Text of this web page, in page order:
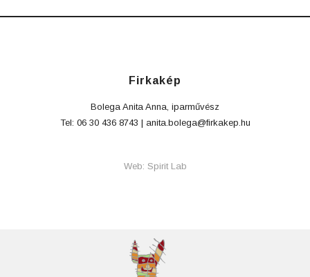
Firkakép
Bolega Anita Anna, iparművész
Tel: 06 30 436 8743 | anita.bolega@firkakep.hu
Web: Spirit Lab